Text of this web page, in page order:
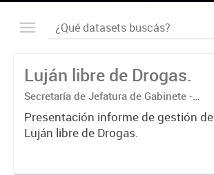
Luján libre de Drogas.
Secretaría de Jefatura de Gabinete -
Coordinación Luján Libre de Drogas
Presentación informe de gestión de
Luján libre de Drogas.